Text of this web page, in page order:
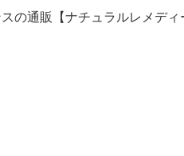
の通販【ナチュラルレメディ